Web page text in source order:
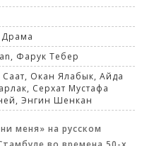
Драма
Фарук Тебер
Окан Ялабык, Айда
Серхат Мустафа
Энгин Шенкан
меня» на русском